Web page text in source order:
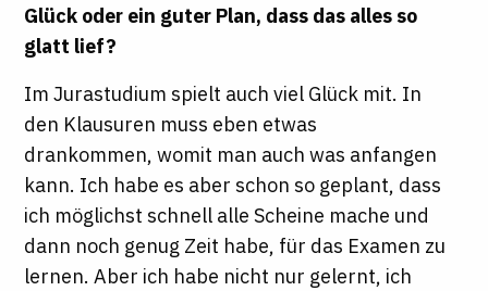
Glück oder ein guter Plan, dass das alles so
glatt lief?
Im Jurastudium spielt auch viel Glück mit. In
den Klausuren muss eben etwas
drankommen, womit man auch was anfangen
kann. Ich habe es aber schon so geplant, dass
ich möglichst schnell alle Scheine mache und
dann noch genug Zeit habe, für das Examen zu
lernen. Aber ich habe nicht nur gelernt, ich